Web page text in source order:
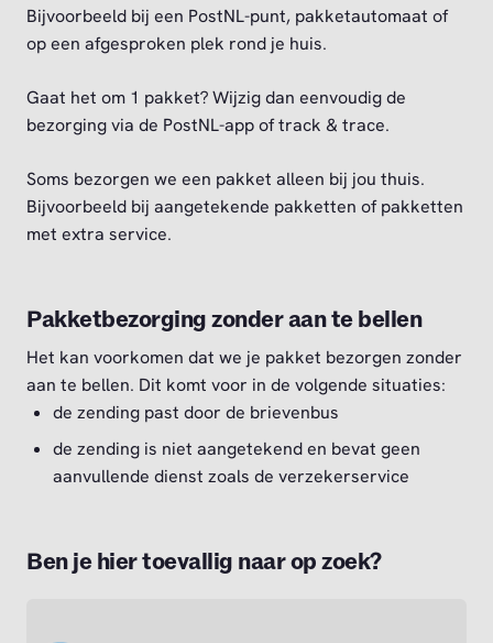
Bijvoorbeeld bij een PostNL-punt, pakketautomaat of
op een afgesproken plek rond je huis.
Gaat het om 1 pakket? Wijzig dan eenvoudig de
bezorging via de PostNL-app of track & trace.
Soms bezorgen we een pakket alleen bij jou thuis.
Bijvoorbeeld bij aangetekende pakketten of pakketten
met extra service.
Pakketbezorging zonder aan te bellen
Het kan voorkomen dat we je pakket bezorgen zonder
aan te bellen. Dit komt voor in de volgende situaties:
de zending past door de brievenbus
de zending is niet aangetekend en bevat geen
aanvullende dienst zoals de verzekerservice
Ben je hier toevallig naar op zoek?